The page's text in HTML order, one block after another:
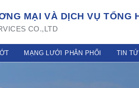
MẠI VÀ DỊCH VỤ TỔNG
CO.,LTD
MẠNG LƯỚI PHÂN PHỐI TIN